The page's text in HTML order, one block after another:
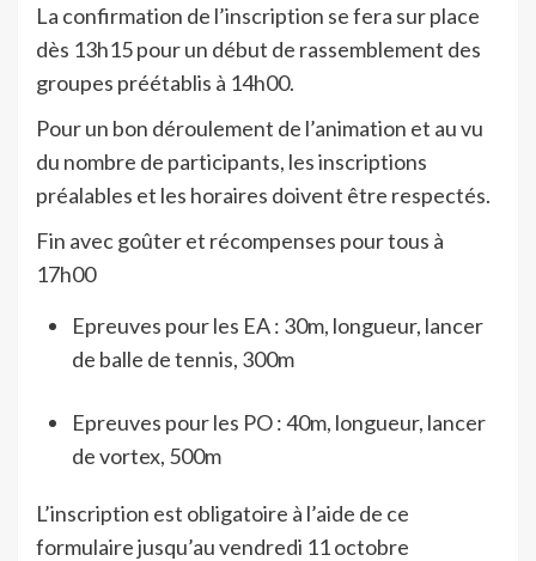
La confirmation de l’inscription se fera sur place
dès 13h15 pour un début de rassemblement des
groupes préétablis à 14h00.
Pour un bon déroulement de l’animation et au vu
du nombre de participants, les inscriptions
préalables et les horaires doivent être respectés.
Fin avec goûter et récompenses pour tous à
17h00
Epreuves pour les EA : 30m, longueur, lancer
de balle de tennis, 300m
Epreuves pour les PO : 40m, longueur, lancer
de vortex, 500m
L’inscription est obligatoire à l’aide de ce
formulaire jusqu’au vendredi 11 octobre